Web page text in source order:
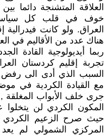
العلاقة المتشنجة دائما
خوف في قلب كل سياسي
العراق. ولو كانت
هناك عدد من الأقاليم في
ربما أيديولوجية القادة
تجربة إقليم كردستان
السبب الذي أدى الى
مع القيادة الكردية في
جرى خلف الأبواب المغلقة
المكون الكردي لن
حيث صرح الزعيم
المركزي الشمولي لم